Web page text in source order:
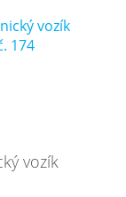
vozík